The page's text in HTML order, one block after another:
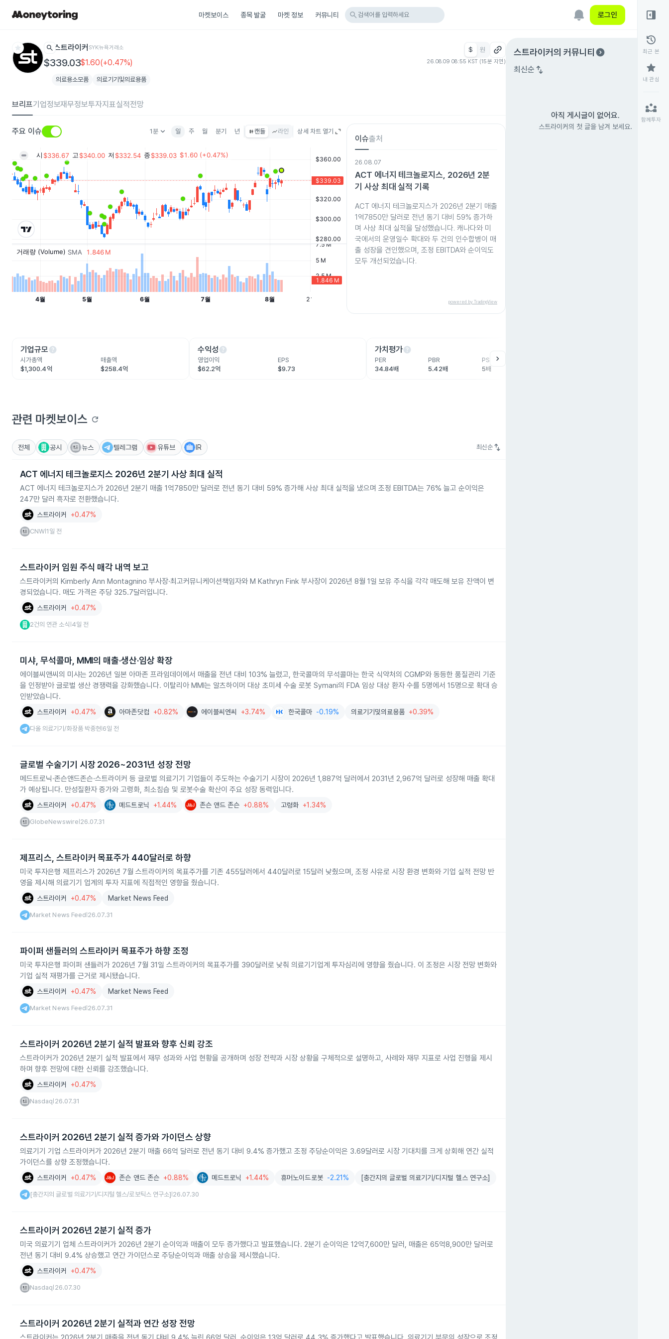
마켓보이스 종목 발굴 마켓 정보 커뮤니티 search 검색어를 입력하세요 로그인
star search 스트라이커 SYK뉴욕거래소
$339.03$1.60(+0.47%)
$ 원
26.08.09 08:55 KST (15분 지연)
의료용소모품 의료기기및의료용품
브리프기업정보재무정보투자지표실적전망
주요 이슈 1분keyboard_arrow_down 일 주 월 분기 년 캔들 라인 상세 차트 열기
이슈출처
26.08.07
ACT 에너지 테크놀로지스, 2026년 2분
기 사상 최대 실적 기록
ACT 에너지 테크놀로지스가 2026년 2분기 매출
1억7850만 달러로 전년 동기 대비 59% 증가하
며 사상 최대 실적을 달성했습니다. 캐나다와 미
국에서의 운영일수 확대와 두 건의 인수합병이 매
출 성장을 견인했으며, 조정 EBITDA와 순이익도
모두 개선되었습니다.
powered by TradingView
기업규모help
시가총액
$1,300.4억
매출액
$258.4억
수익성help
영업이익
$62.2억
EPS
$9.73
가치평가help
PER
34.84배
PBR
5.42배
PSR
5배
chevron_right
관련 마켓보이스 refresh
전체 공시 뉴스 텔레그램 유튜브 IR 최신순 swap_vert
ACT 에너지 테크놀로지스 2026년 2분기 사상 최대 실적
ACT 에너지 테크놀로지스가 2026년 2분기 매출 1억7850만 달러로 전년 동기 대비 59% 증가해 사상 최대 실적을 냈으며 조정 EBITDA는 76% 늘고 순이익은
247만 달러 흑자로 전환했습니다.
스트라이커 +0.47%
CNW |1일 전
스트라이커 임원 주식 매각 내역 보고
스트라이커의 Kimberly Ann Montagnino 부사장·최고커뮤니케이션책임자와 M Kathryn Fink 부사장이 2026년 8월 1일 보유 주식을 각각 매도해 보유 잔액이 변
경되었습니다. 매도 가격은 주당 325.7달러입니다.
스트라이커 +0.47%
2건의 연관 소식 4일 전
미샤, 무석콜마, MMI의 매출·생산·임상 확장
에이블씨앤씨의 미샤는 2026년 일본 아마존 프라임데이에서 매출을 전년 대비 103% 늘렸고, 한국콜마의 무석콜마는 한국 식약처의 CGMP와 동등한 품질관리 기준
을 인정받아 글로벌 생산 경쟁력을 강화했습니다. 이탈리아 MMI는 알츠하이머 대상 초미세 수술 로봇 Symani의 FDA 임상 대상 환자 수를 5명에서 15명으로 확대 승
인받았습니다.
스트라이커 +0.47% 아마존닷컴 +0.82% 에이블씨엔씨 +3.74% 한국콜마 -0.19% 의료기기및의료용품 +0.39%
다올 의료기기/화장품 박종현 6일 전
글로벌 수술기기 시장 2026~2031년 성장 전망
메드트로닉·존슨앤드존슨·스트라이커 등 글로벌 의료기기 기업들이 주도하는 수술기기 시장이 2026년 1,887억 달러에서 2031년 2,967억 달러로 성장해 매출 확대
가 예상됩니다. 만성질환자 증가와 고령화, 최소침습 및 로봇수술 확산이 주요 성장 동력입니다.
스트라이커 +0.47% 메드트로닉 +1.44% 존슨 앤드 존슨 +0.88% 고령화 +1.34%
GlobeNewswire 26.07.31
제프리스, 스트라이커 목표주가 440달러로 하향
미국 투자은행 제프리스가 2026년 7월 스트라이커의 목표주가를 기존 455달러에서 440달러로 15달러 낮췄으며, 조정 사유로 시장 환경 변화와 기업 실적 전망 반
영을 제시해 의료기기 업계의 투자 지표에 직접적인 영향을 줬습니다.
스트라이커 +0.47% Market News Feed
Market News Feed 26.07.31
파이퍼 샌들러의 스트라이커 목표주가 하향 조정
미국 투자은행 파이퍼 샌들러가 2026년 7월 31일 스트라이커의 목표주가를 390달러로 낮춰 의료기기업계 투자심리에 영향을 줬습니다. 이 조정은 시장 전망 변화와
기업 실적 재평가를 근거로 제시됐습니다.
스트라이커 +0.47% Market News Feed
Market News Feed 26.07.31
스트라이커 2026년 2분기 실적 발표와 향후 신뢰 강조
스트라이커가 2026년 2분기 실적 발표에서 재무 성과와 사업 현황을 공개하며 성장 전략과 시장 상황을 구체적으로 설명하고, 사례와 재무 지표로 사업 진행을 제시
하며 향후 전망에 대한 신뢰를 강조했습니다.
스트라이커 +0.47%
Nasdaq 26.07.31
스트라이커 2026년 2분기 실적 증가와 가이던스 상향
의료기기 기업 스트라이커가 2026년 2분기 매출 66억 달러로 전년 동기 대비 9.4% 증가했고 조정 주당순이익은 3.69달러로 시장 기대치를 크게 상회해 연간 실적
가이던스를 상향 조정했습니다.
스트라이커 +0.47% 존슨 앤드 존슨 +0.88% 메드트로닉 +1.44% 휴머노이드로봇 -2.21% [충간지의 글로벌 의료기기/디지털 헬스 연구소]
[충간지의 글로벌 의료기기/디지털 헬스/로보틱스 연구소] 26.07.30
스트라이커 2026년 2분기 실적 증가
미국 의료기기 업체 스트라이커가 2026년 2분기 순이익과 매출이 모두 증가했다고 발표했습니다. 2분기 순이익은 12억7,600만 달러, 매출은 65억8,900만 달러로
전년 동기 대비 9.4% 상승했고 연간 가이던스로 주당순이익과 매출 상승을 제시했습니다.
스트라이커 +0.47%
Nasdaq 26.07.30
스트라이커 2026년 2분기 실적과 연간 성장 전망
스트라이커의 커뮤니티 expand_circle_right
최신순 swap_vert
아직 게시글이 없어요.
스트라이커의 첫 글을 남겨 보세요.
right_panel_open
history
최근 본
star
내 관심
partner_exchange
함께투자